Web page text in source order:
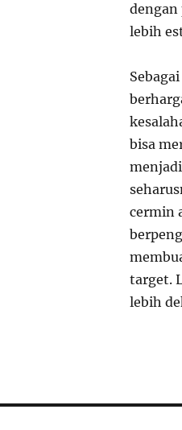
dengan
lebih
bisa
cermin
target.
lebih